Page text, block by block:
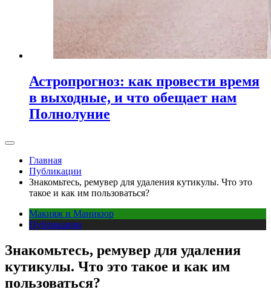
Астропрогноз: как провести время
в выходные, и что обещает нам
Полнолуние
Главная
Публикации
Знакомьтесь, ремувер для удаления кутикулы. Что это
такое и как им пользоваться?
Макияж и Маникюр
Публикации
Знакомьтесь, ремувер для удаления
кутикулы. Что это такое и как им
пользоваться?